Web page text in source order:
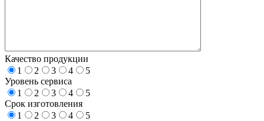
Качество продукции
1
2 3 4
5
Уровень сервиса
1
2 3 4
5
Срок изготовления
1
2 3 4
5